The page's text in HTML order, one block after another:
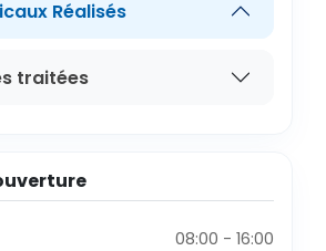
Réalisés
traitées
08:00 - 16:00